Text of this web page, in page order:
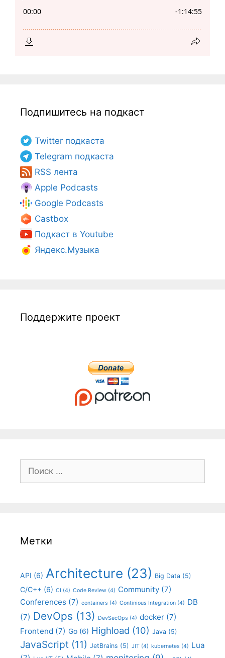
Подпишитесь на подкаст
Twitter подкаста
Telegram подкаста
RSS лента
Apple Podcasts
Google Podcasts
Castbox
Подкаст в Youtube
Яндекс.Музыка
Поддержите проект
Метки
API (6) Architecture (23) Big Data (5)
C/C++ (6) CI (4) Code Review (4) Community (7)
Conferences (7) containers (4) Continious Integration (4) DB
(7) DevOps (13) DevSecOps (4) docker (7)
Frontend (7) Go (6) Highload (10) Java (5)
JavaScript (11) JetBrains (5) JIT (4) kubernetes (4) Lua